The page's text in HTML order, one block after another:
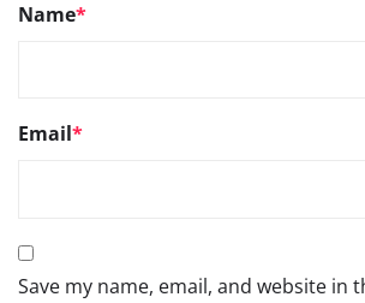
Name*
Email*
Save my name, email, and website in